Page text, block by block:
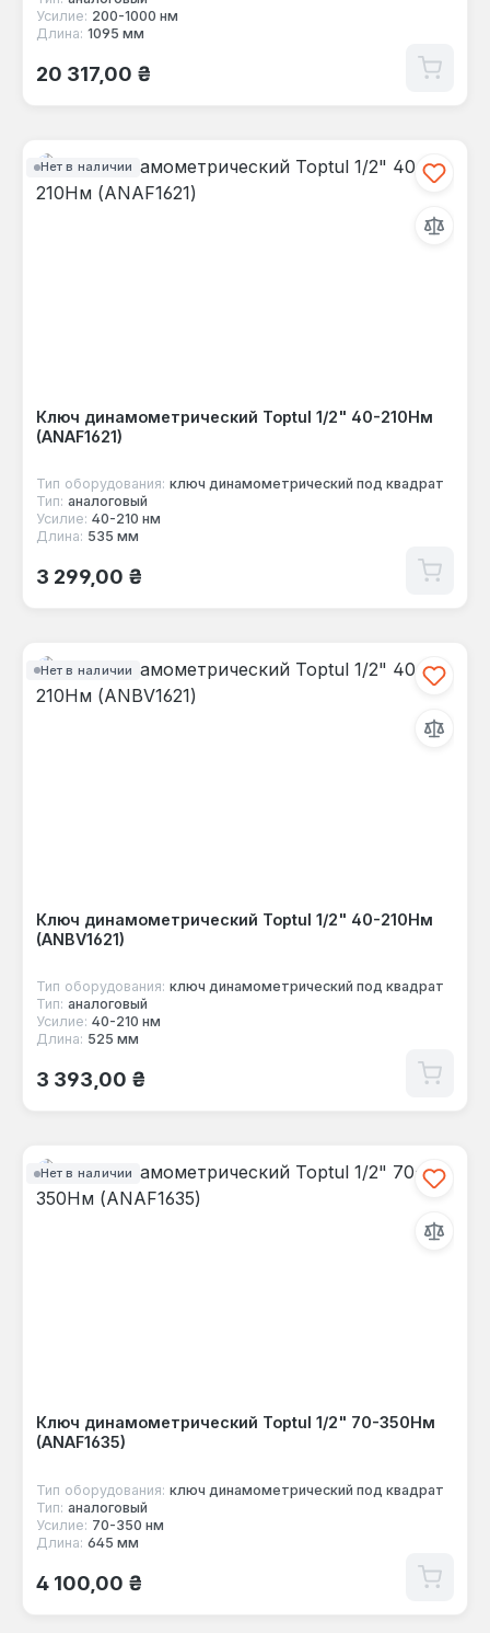
Усилие: 200-1000 нм
Длина: 1095 мм
Обычная цена:
20 317,00 ₴
Нет в наличии
Ключ динамометрический Toptul 1/2" 40-210Нм
(ANAF1621)
Тип оборудования: ключ динамометрический под квадрат
Тип: аналоговый
Усилие: 40-210 нм
Длина: 535 мм
Обычная цена:
3 299,00 ₴
Нет в наличии
Ключ динамометрический Toptul 1/2" 40-210Нм
(ANBV1621)
Тип оборудования: ключ динамометрический под квадрат
Тип: аналоговый
Усилие: 40-210 нм
Длина: 525 мм
Обычная цена:
3 393,00 ₴
Нет в наличии
Ключ динамометрический Toptul 1/2" 70-350Нм
(ANAF1635)
Тип оборудования: ключ динамометрический под квадрат
Тип: аналоговый
Усилие: 70-350 нм
Длина: 645 мм
Обычная цена:
4 100,00 ₴